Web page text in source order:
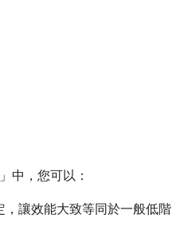
中，您可以：
，讓效能大致等同於一般低階